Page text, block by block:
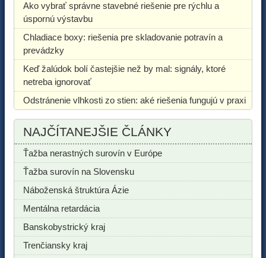
Ako vybrať správne stavebné riešenie pre rýchlu a
úspornú výstavbu
Chladiace boxy: riešenia pre skladovanie potravín a
prevádzky
Keď žalúdok bolí častejšie než by mal: signály, ktoré
netreba ignorovať
Odstránenie vlhkosti zo stien: aké riešenia fungujú v praxi
NAJČÍTANEJŠIE ČLÁNKY
Ťažba nerastných surovín v Európe
Ťažba surovín na Slovensku
Náboženská štruktúra Ázie
Mentálna retardácia
Banskobystrický kraj
Trenčiansky kraj